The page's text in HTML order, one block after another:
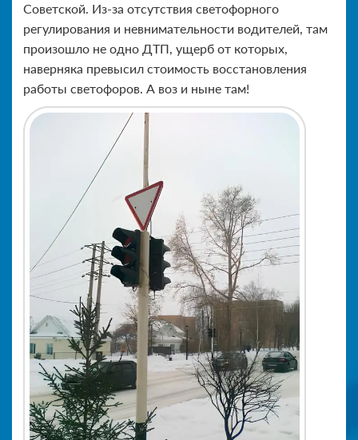
Советской. Из-за отсутствия светофорного
регулирования и невнимательности водителей, там
произошло не одно ДТП, ущерб от которых,
наверняка превысил стоимость восстановления
работы светофоров. А воз и ныне там!